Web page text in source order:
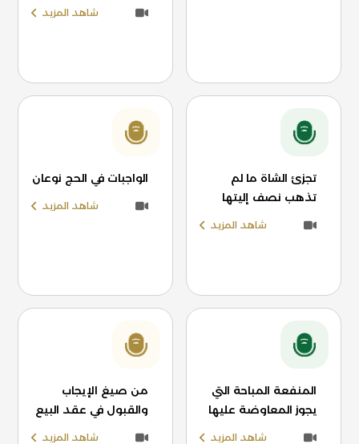
شاهد المزيد
تجزئ الشاة ما لم
تذهب نصف إليتها
شاهد المزيد
الواجبات في الحج نوعان
شاهد المزيد
المنفعة المباحة التي
يجوز المعاوضة عليها
شاهد المزيد
من صيغ الإيجاب
والقبول في عقد البيع
شاهد المزيد